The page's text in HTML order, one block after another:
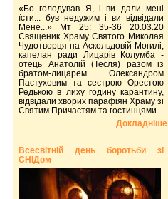
«Бо голодував Я, і ви дали мені
їсти... був недужим і ви відвідали
Мене...» Мт 25: 35-36 20.03.20
Священик Храму Святого Миколая
Чудотворця на Аскольдовій Могилі,
капелан ради Лицарів Колумба -
отець Анатолій (Тесля) разом із
братом-лицарем Олександром
Пастуховим та сестрою Орестою
Редькою в лиху годину карантину,
відвідали хворих парафіян Храму зі
Святим Причастям та гостинцями.
Докладніше
Всесвітній день боротьби зі
СНІДом